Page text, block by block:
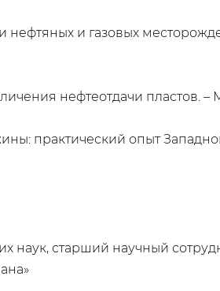
и газовых
нефтеотдачи пластов. –
практический опыт
наук, старший научный